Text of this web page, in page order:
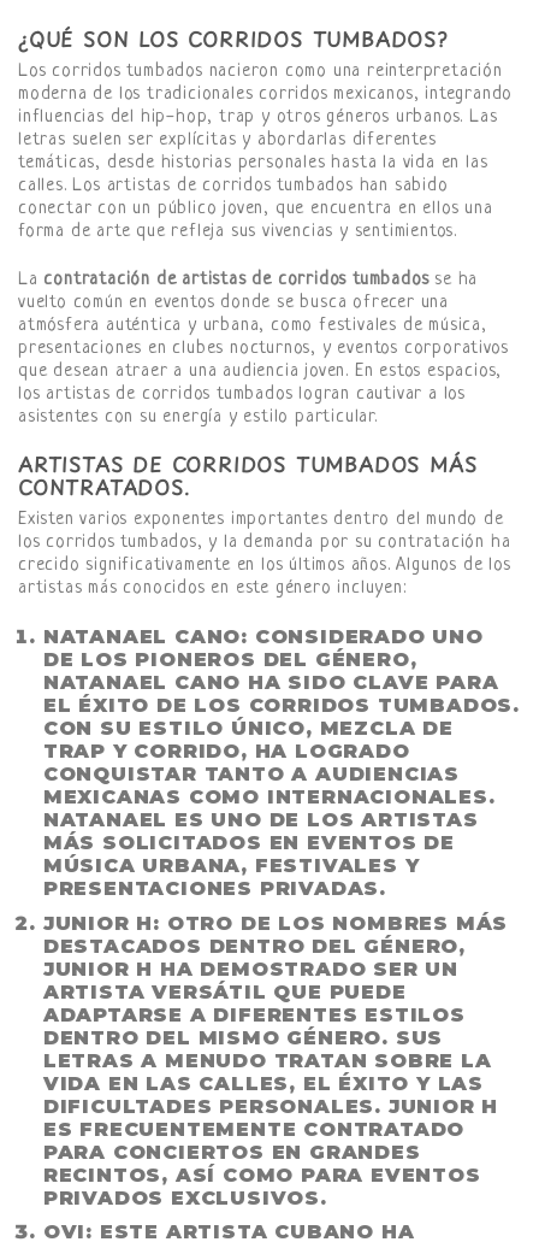
¿QUÉ SON LOS CORRIDOS TUMBADOS?
Los corridos tumbados nacieron como una reinterpretación
moderna de los tradicionales corridos mexicanos, integrando
influencias del hip-hop, trap y otros géneros urbanos. Las
letras suelen ser explícitas y abordarlas diferentes
temáticas, desde historias personales hasta la vida en las
calles. Los artistas de corridos tumbados han sabido
conectar con un público joven, que encuentra en ellos una
forma de arte que refleja sus vivencias y sentimientos.
La contratación de artistas de corridos tumbadosse ha
vuelto común en eventos donde se busca ofrecer una
atmósfera auténtica y urbana, como festivales de música,
presentaciones en clubes nocturnos, y eventos corporativos
que desean atraer a una audiencia joven. En estos espacios,
los artistas de corridos tumbados logran cautivar a los
asistentes con su energía y estilo particular.
ARTISTAS DE CORRIDOS TUMBADOS MÁS
CONTRATADOS.
Existen varios exponentes importantes dentro del mundo de
los corridos tumbados, y la demanda por su contratación ha
crecido significativamente en los últimos años. Algunos de los
artistas más conocidos en este género incluyen:
NATANAEL CANO: CONSIDERADO UNO
DE LOS PIONEROS DEL GÉNERO,
NATANAEL CANO HA SIDO CLAVE PARA
EL ÉXITO DE LOS CORRIDOS TUMBADOS.
CON SU ESTILO ÚNICO, MEZCLA DE
TRAP Y CORRIDO, HA LOGRADO
CONQUISTAR TANTO A AUDIENCIAS
MEXICANAS COMO INTERNACIONALES.
NATANAEL ES UNO DE LOS ARTISTAS
MÁS SOLICITADOS EN EVENTOS DE
MÚSICA URBANA, FESTIVALES Y
PRESENTACIONES PRIVADAS.
JUNIOR H: OTRO DE LOS NOMBRES MÁS
DESTACADOS DENTRO DEL GÉNERO,
JUNIOR H HA DEMOSTRADO SER UN
ARTISTA VERSÁTIL QUE PUEDE
ADAPTARSE A DIFERENTES ESTILOS
DENTRO DEL MISMO GÉNERO. SUS
LETRAS A MENUDO TRATAN SOBRE LA
VIDA EN LAS CALLES, EL ÉXITO Y LAS
DIFICULTADES PERSONALES. JUNIOR H
ES FRECUENTEMENTE CONTRATADO
PARA CONCIERTOS EN GRANDES
RECINTOS, ASÍ COMO PARA EVENTOS
PRIVADOS EXCLUSIVOS.
OVI: ESTE ARTISTA CUBANO HA